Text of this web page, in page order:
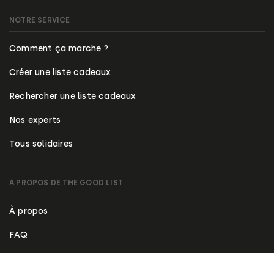
NOTRE SERVICE
Comment ça marche ?
Créer une liste cadeaux
Rechercher une liste cadeaux
Nos experts
Tous solidaires
À PROPOS DE THE GOOD LIST
À propos
FAQ